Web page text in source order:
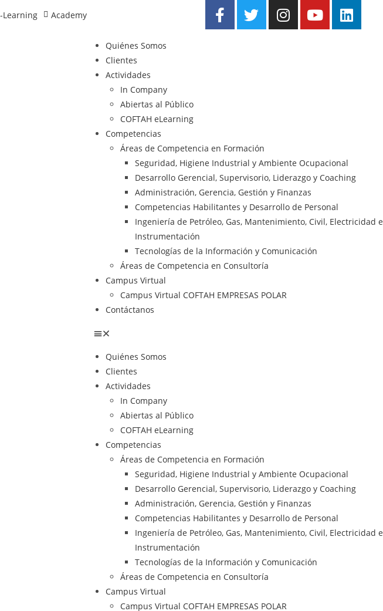
Learning Academy
Quiénes Somos
Clientes
Actividades
In Company
Abiertas al Público
COFTAH eLearning
Competencias
Áreas de Competencia en Formación
Seguridad, Higiene Industrial y Ambiente Ocupacional
Desarrollo Gerencial, Supervisorio, Liderazgo y Coaching
Administración, Gerencia, Gestión y Finanzas
Competencias Habilitantes y Desarrollo de Personal
Ingeniería de Petróleo, Gas, Mantenimiento, Civil, Electricidad e
Instrumentación
Tecnologías de la Información y Comunicación
Áreas de Competencia en Consultoría
Campus Virtual
Campus Virtual COFTAH EMPRESAS POLAR
Contáctanos
Quiénes Somos
Clientes
Actividades
In Company
Abiertas al Público
COFTAH eLearning
Competencias
Áreas de Competencia en Formación
Seguridad, Higiene Industrial y Ambiente Ocupacional
Desarrollo Gerencial, Supervisorio, Liderazgo y Coaching
Administración, Gerencia, Gestión y Finanzas
Competencias Habilitantes y Desarrollo de Personal
Ingeniería de Petróleo, Gas, Mantenimiento, Civil, Electricidad e
Instrumentación
Tecnologías de la Información y Comunicación
Áreas de Competencia en Consultoría
Campus Virtual
Campus Virtual COFTAH EMPRESAS POLAR